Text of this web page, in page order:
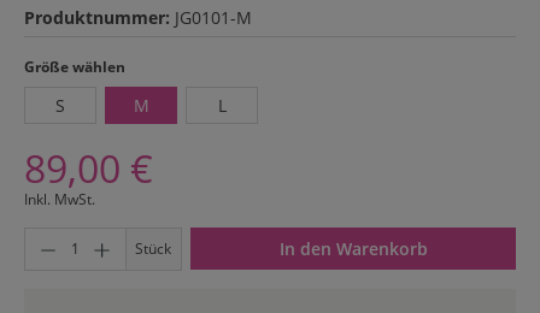
Produktnummer: JG0101-M
Größe wählen
S
M L
89,00 €
Inkl. MwSt.
Produkt Anzahl: Gib den gewünschten Wert ein oder
Stück In den Warenkorb